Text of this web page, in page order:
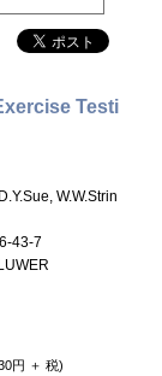
Testi
W.W.Strin
43-7
円 ＋ 税)